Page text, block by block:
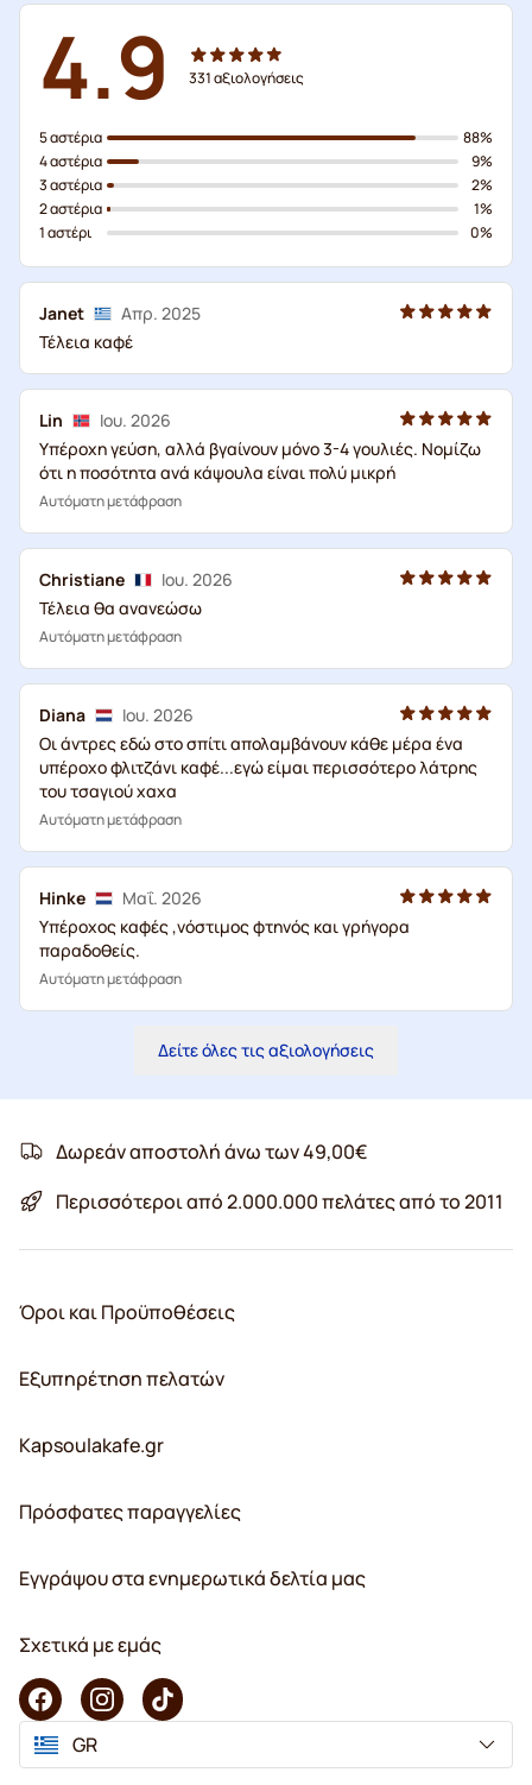
4.9 331αξιολογήσεις
5 αστέρια
4 αστέρια
3 αστέρια
2 αστέρια
1 αστέρι
88%
9%
2%
1%
0%
Janet
Απρ. 2025
Τέλεια καφέ
Lin
Ιου. 2026
Υπέροχη γεύση, αλλά βγαίνουν μόνο 3-4 γουλιές. Νομίζω
ότι η ποσότητα ανά κάψουλα είναι πολύ μικρή
Αυτόματη μετάφραση
Christiane
Ιου. 2026
Τέλεια θα ανανεώσω
Αυτόματη μετάφραση
Diana
Ιου. 2026
Οι άντρες εδώ στο σπίτι απολαμβάνουν κάθε μέρα ένα
υπέροχο φλιτζάνι καφέ...εγώ είμαι περισσότερο λάτρης
του τσαγιού χαχα
Αυτόματη μετάφραση
Hinke
Μαΐ. 2026
Υπέροχος καφές ,νόστιμος φτηνός και γρήγορα
παραδοθείς.
Αυτόματη μετάφραση
Δείτε όλες τις αξιολογήσεις
Δωρεάν αποστολή άνω των 49,00€
Περισσότεροι από 2.000.000 πελάτες από το 2011
Όροι και Προϋποθέσεις
Εξυπηρέτηση πελατών
Kapsoulakafe.gr
Πρόσφατες παραγγελίες
Εγγράψου στα ενημερωτικά δελτία μας
Σχετικά με εμάς
GR